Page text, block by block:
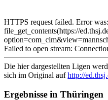
HTTPS request failed. Error was:
file_get_contents(https://
Failed to open stream:
Die hier dargestellten Ligen
sich im Original aufhttp://
Ergebnisse in Thüringen